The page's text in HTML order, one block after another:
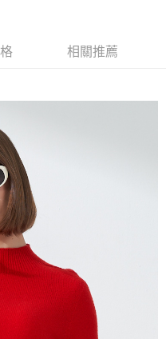
立後會自動跳轉到大哥付的交易
、繳款截止日，確認付款後即完
遇審核未通過，訂單將自動取
期」於每月結算日後寄送繳費提
條碼／台灣大直營門市／銀行轉
費。
（以下簡稱本公司）所提供，讓
務，並由商店將買賣／分期付款
司帳單繳交帳款。
約關係目的，商店將以您的個人
大哥大進項蒐集、處理及利用，
確認、核對及更正。
https://oppay.tw/userRule
結帳。
，將跳轉至「AFTEE先享後付」
可完成結帳。
訊。
訊中的連結，可透過四大超商／
視為交易完成。
，但若您需要取消訂單，請聯絡
仍視為有效，需透過AFTEE先享
結帳頁面顯示為準，若有關於
疑問，請聯繫「AFTEE先享後付
support/home
運費
運費
運費
相關推薦